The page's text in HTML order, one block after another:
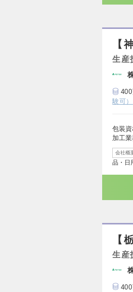
【
生産
験可）
包装
加工
会社概
品・日
【
生産